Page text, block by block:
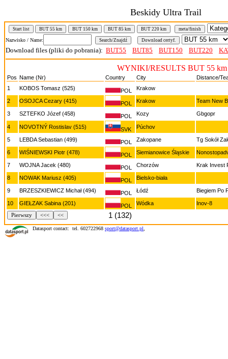
Beskidy Ultra Trail
Start list BUT 55 km BUT 150 km BUT 85 km BUT 220 km meta/finish
Nazwisko / Name:
Download files (pliki do pobrania): BUT55 BUT85 BUT150 BUT220
WYNIKI/RESULTS BUT 55 km
Pos Name (Nr) Country City
Distance/
1
KOBOS Tomasz (525) POL Krakow
2 OSOJCA Cezary (415) POL Krakow Team New
3 SZTEFKO Józef (458) POL Kozy Gbgopr
4 NOVOTNÝ Rostislav (515) SVK Púchov
5 LEBDA Sebastian (499) POL Zakopane Tg Sokół
6 WIŚNIEWSKI Piotr (478) POL Siemianowice Śląskie
7 WOJNA Jacek (480) POL Chorzów Krak Invest
8 NOWAK Mariusz (405) POL Bielsko-biała
9 BRZESZKIEWICZ Michał (494) POL Łódź Biegiem Po
10 GIEŁZAK Sabina (201) POL Wódka Inov-8
Pierwszy <<< << 1 (132)
Datasport contact: tel. 602722968 sport@datasport.pl